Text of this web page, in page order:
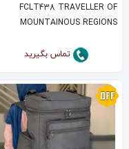
FCLT438 TRAVELLER OF
MOUNTAINOUS REGIONS
تماس بگیرید